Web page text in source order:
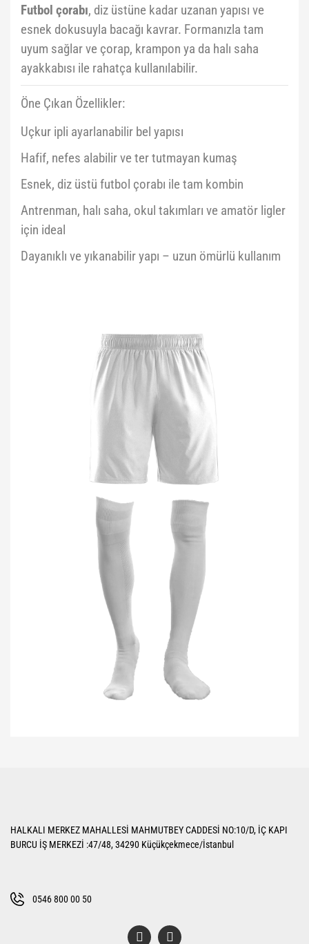
Futbol çorabı, diz üstüne kadar uzanan yapısı ve
esnek dokusuyla bacağı kavrar. Formanızla tam
uyum sağlar ve çorap, krampon ya da halı saha
ayakkabısı ile rahatça kullanılabilir.
Öne Çıkan Özellikler:
Uçkur ipli ayarlanabilir bel yapısı
Hafif, nefes alabilir ve ter tutmayan kumaş
Esnek, diz üstü futbol çorabı ile tam kombin
Antrenman, halı saha, okul takımları ve amatör ligler
için ideal
Dayanıklı ve yıkanabilir yapı – uzun ömürlü kullanım
Ürün açıklamasında eksik bilgiler bulunuyor.
Bu ürüne benzer farklı alternatifler olmalı.
HALKALI MERKEZ MAHALLESİ MAHMUTBEY CADDESİ NO:10/D, İÇ KAPI
BURCU İŞ MERKEZİ :47/48, 34290 Küçükçekmece/İstanbul
0546 800 00 50